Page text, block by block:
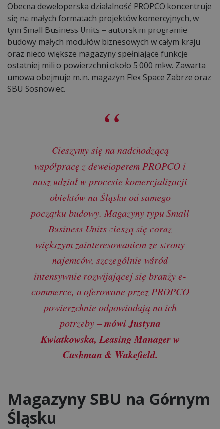
Obecna deweloperska działalność PROPCO koncentruje
się na małych formatach projektów komercyjnych, w
tym Small Business Units – autorskim programie
budowy małych modułów biznesowych w całym kraju
oraz nieco większe magazyny spełniające funkcje
ostatniej mili o powierzchni około 5 000 mkw. Zawarta
umowa obejmuje m.in. magazyn Flex Space Zabrze oraz
SBU Sosnowiec.
Cieszymy się na nadchodzącą
współpracę z deweloperem PROPCO i
nasz udział w procesie komercjalizacji
obiektów na Śląsku od samego
początku budowy. Magazyny typu Small
Business Units cieszą się coraz
większym zainteresowaniem ze strony
najemców, szczególnie wśród
intensywnie rozwijającej się branży e-
commerce, a oferowane przez PROPCO
powierzchnie odpowiadają na ich
potrzeby –mówi Justyna
Kwiatkowska, Leasing Manager w
Cushman & Wakefield.
Magazyny SBU na Górnym
Śląsku